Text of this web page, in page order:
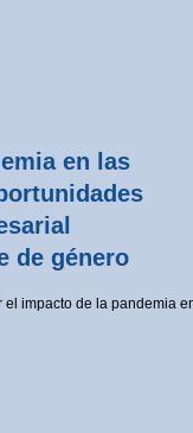
en las
de género
impacto de la pandemia